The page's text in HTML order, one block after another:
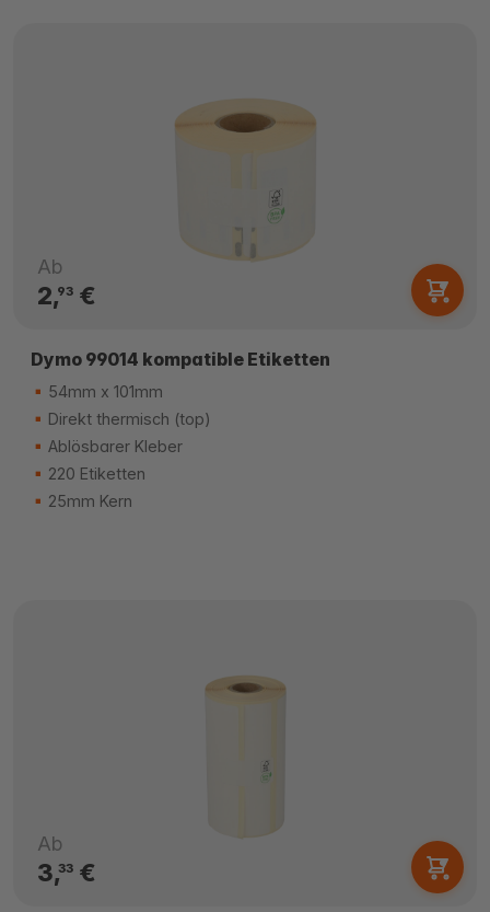
Ab
2,93€
Dymo 99014 kompatible Etiketten
54mm x 101mm
Direkt thermisch (top)
Ablösbarer Kleber
220 Etiketten
25mm Kern
Ab
3,33€